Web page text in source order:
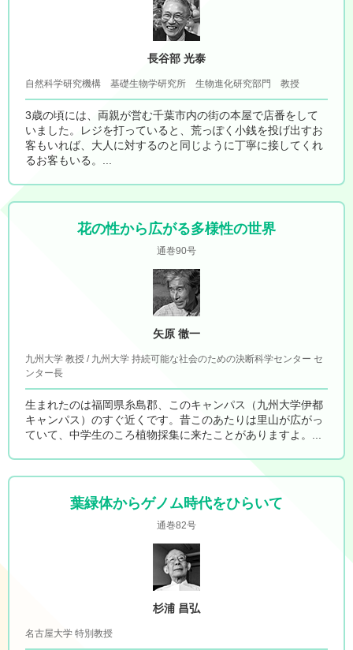
長谷部 光泰
自然科学研究機構 基礎生物学研究所 生物進化研究部門 教授
3歳の頃には、両親が営む千葉市内の街の本屋で店番をして
いました。レジを打っていると、荒っぽく小銭を投げ出すお
客もいれば、大人に対するのと同じように丁寧に接してくれ
るお客もいる。...
花の性から広がる多様性の世界
通巻90号
矢原 徹一
九州大学 教授 / 九州大学 持続可能な社会のための決断科学センター セ
ンター長
生まれたのは福岡県糸島郡、このキャンパス（九州大学伊都
キャンパス）のすぐ近くです。昔このあたりは里山が広がっ
ていて、中学生のころ植物採集に来たことがありますよ。...
葉緑体からゲノム時代をひらいて
通巻82号
杉浦 昌弘
名古屋大学 特別教授